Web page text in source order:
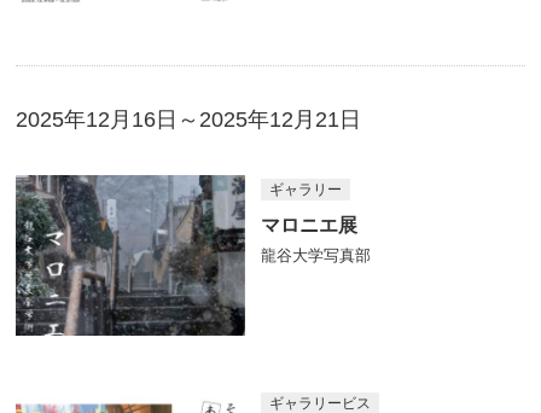
2025年12月16日～2025年12月21日
ギャラリー
マロニエ展
龍谷大学写真部
ギャラリービス